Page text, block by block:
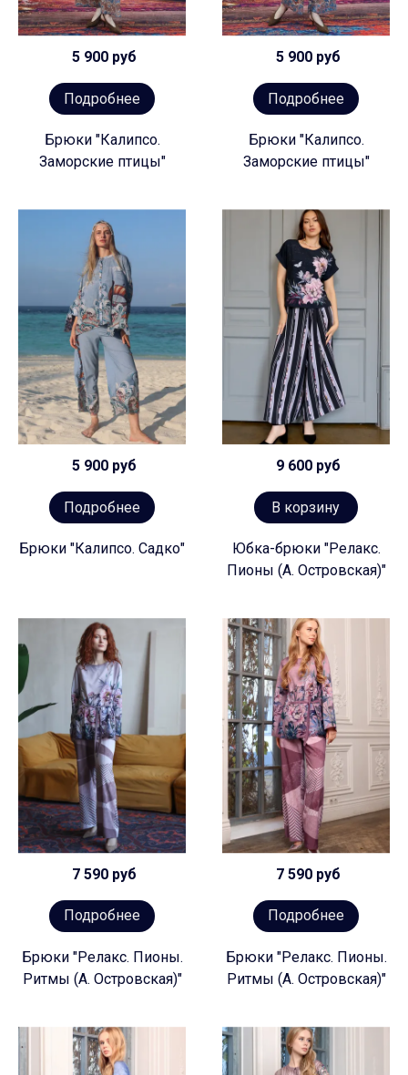
5 900 руб
Подробнее
Бpюки "Калипсо.
Зaмopcкиe птицы"
5 900 руб
Подробнее
Брюки "Калипсо.
Заморские птицы"
5 900 руб
Подробнее
Брюки "Калипсо. Садко"
9 600 руб
В корзину
Юбка-брюки "Релакс.
Пионы (А. Островская)"
7 590 руб
Подробнее
Брюки "Релакс. Пионы.
Ритмы (А. Островская)"
7 590 руб
Подробнее
Брюки "Релакс. Пионы.
Ритмы (А. Островская)"